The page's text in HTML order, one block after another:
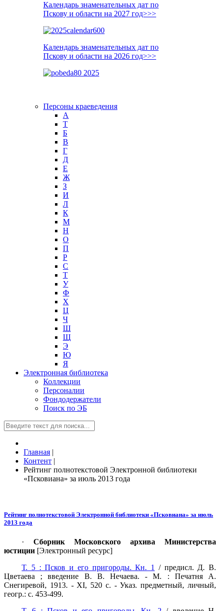
Календарь знаменательных дат по
Пскову и области на 2027 год>>>
Календарь знаменательных дат по
Пскову и области на 2026 год>>>
Персоны краеведения
А
T
Б
В
Г
Д
Е
Ж
З
И
Л
К
М
Н
О
П
Р
С
Т
У
Ф
Х
Ц
Ч
Ш
Щ
Э
Ю
Я
Электронная библиотека
Коллекции
Персоналии
Фондодержатели
Поиск по ЭБ
Главная |
Контент |
Рейтинг полнотекстовой Электронной библиотеки
«Псковиана» за июль 2013 года
Рейтинг полнотекстовой Электронной библиотеки «Псковиана» за июль
2013 года
· Сборник Московского архива Министерства
юстиции [Электронный ресурс]
Т. 5 : Псков и его пригороды. Кн. 1
/ предисл. Д. В.
Цветаева ; введение В. В. Нечаева. - М. : Печатня А.
Снегиревой, 1913. - XI, 520 с. - Указ. предметный, личный,
геогр.: с. 453-499.